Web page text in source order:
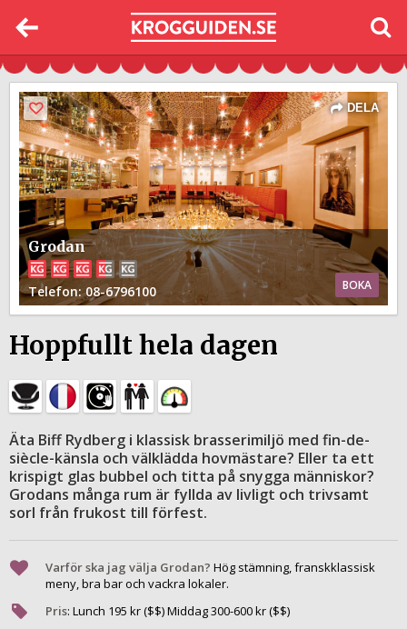
Grodan
Telefon: 08-6796100 BOKA
DELA
Hoppfullt hela dagen
Äta Biff Rydberg i klassisk brasserimiljö med fin-de-
siècle-känsla och välklädda hovmästare? Eller ta ett
krispigt glas bubbel och titta på snygga människor?
Grodans många rum är fyllda av livligt och trivsamt
sorl från frukost till förfest.
Varför ska jag välja Grodan? Hög stämning, franskklassisk
meny, bra bar och vackra lokaler.
Pris: Lunch 195 kr ($$) Middag300-600kr ($$)